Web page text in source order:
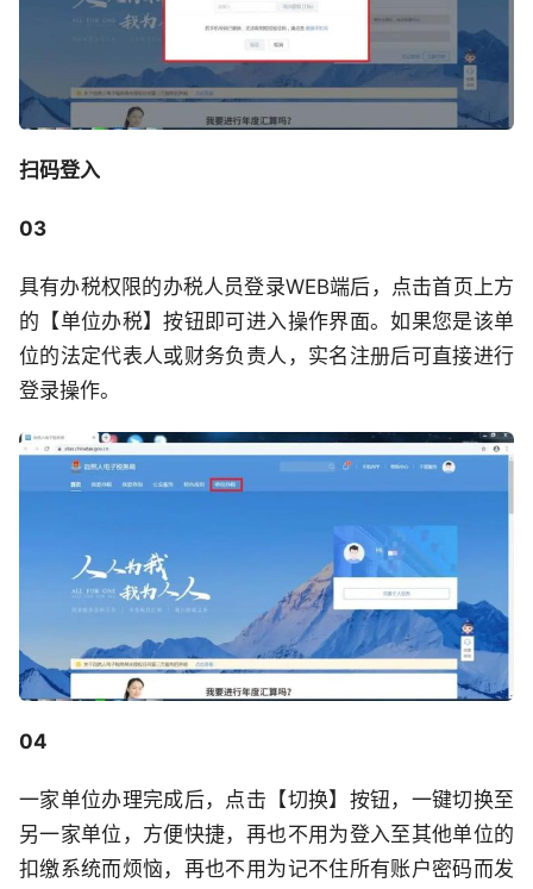
扫码登入
03
具有办税权限的办税人员登录WEB端后，点击首页上方
的【单位办税】按钮即可进入操作界面。如果您是该单
位的法定代表人或财务负责人，实名注册后可直接进行
登录操作。
04
一家单位办理完成后，点击【切换】按钮，一键切换至
另一家单位，方便快捷，再也不用为登入至其他单位的
扣缴系统而烦恼，再也不用为记不住所有账户密码而发